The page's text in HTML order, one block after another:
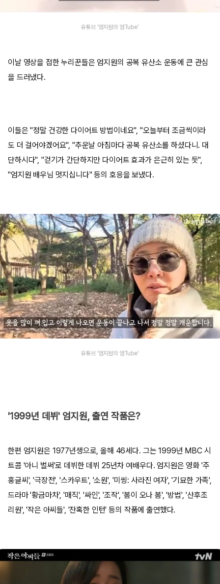
유튜브 '엄지원의 엄Tube'
이날 영상을 접한 누리꾼들은 엄지원의 공복 유산소 운동에 큰 관심
을 드러냈다.
이들은 "정말 건강한 다이어트 방법이네요", "오늘부터 조금씩이라
도 더 걸어야겠어요", "추운날 아침마다 공복 유산소를 하셨다니. 대
단하시다", "걷기가 간단하지만 다이어트 효과가 은근히 있는 듯",
"엄지원 배우님 멋지십니다" 등의 호응을 보냈다.
유튜브 '엄지원의 엄Tube'
'1999년 데뷔' 엄지원, 출연 작품은?
한편 엄지원은 1977년생으로, 올해 46세다. 그는 1999년 MBC 시
트콤 '아니 벌써'로 데뷔한 데뷔 25년차 여배우다. 엄지원은 영화 '주
홍글씨', '극장전', '스카우트', '소원', '미씽: 사라진 여자', '기묘한 가족',
드라마 '황금마차', '매직', '싸인', '조작', '봄이 오나 봄', '방법', '산후조
리원', '작은 아씨들', '잔혹한 인턴' 등의 작품에 출연했다.